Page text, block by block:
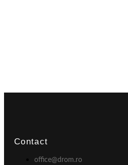
Contact
office@drom.ro